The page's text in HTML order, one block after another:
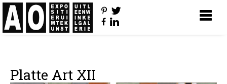
Platte Art XII